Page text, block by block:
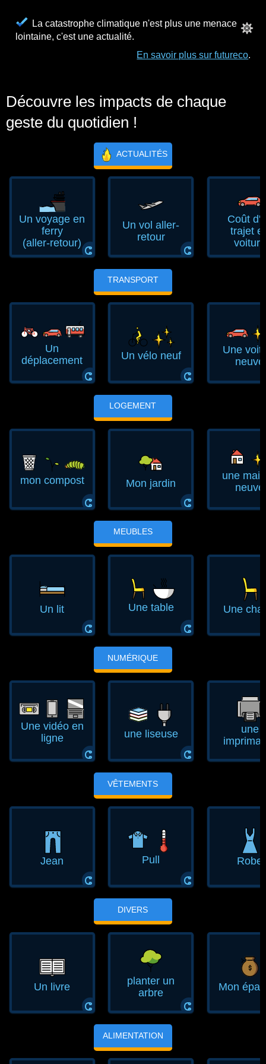
La catastrophe climatique n'est plus une menace
lointaine, c'est une actualité.
En savoir plus sur futureco.
Découvre les impacts de chaque
geste du quotidien !
ACTUALITÉS
Un voyage en
ferry
(aller‑retour)
ⵛ
Un vol aller-
retour
ⵛ
Coût
trajet
voiture
TRANSPORT
Un
déplacement
ⵛ
Un vélo neuf
ⵛ
Une
neuve
LOGEMENT
mon compost
ⵛ
Mon jardin
ⵛ
une
neuve
MEUBLES
Un lit
ⵛ
Une table
ⵛ
Une
NUMÉRIQUE
Une vidéo en
ligne
ⵛ
une liseuse
ⵛ
une
VÊTEMENTS
Jean
ⵛ
Pull
ⵛ
Robe
DIVERS
Un livre
ⵛ
planter un
arbre
ⵛ
Mon
ALIMENTATION